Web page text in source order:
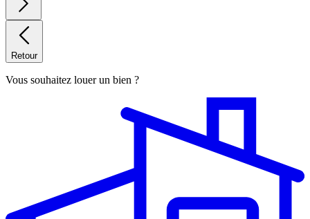
Retour
Vous souhaitez louer un bien ?